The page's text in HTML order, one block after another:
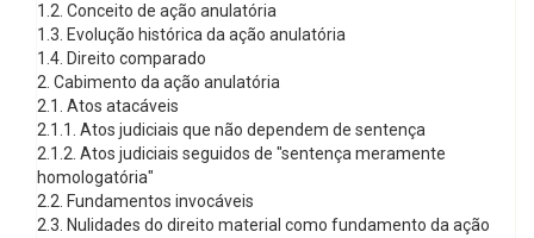
1.2. Conceito de ação anulatória
1.3. Evolução histórica da ação anulatória
1.4. Direito comparado
2. Cabimento da ação anulatória
2.1. Atos atacáveis
2.1.1. Atos judiciais que não dependem de sentença
2.1.2. Atos judiciais seguidos de "sentença meramente
homologatória"
2.2. Fundamentos invocáveis
2.3. Nulidades do direito material como fundamento da ação